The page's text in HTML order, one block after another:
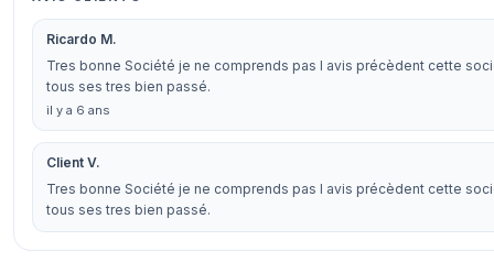
Ricardo M.
Tres bonne Société je ne comprends pas l avis précèdent cette
tous ses tres bien passé.
il y a 6 ans
Client V.
Tres bonne Société je ne comprends pas l avis précèdent cette
tous ses tres bien passé.